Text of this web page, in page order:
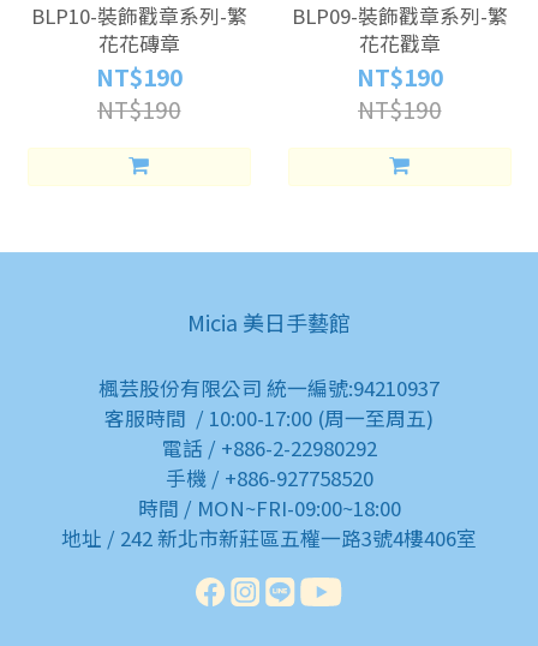
BLP10-裝飾戳章系列-繁
花花磚章
NT$190
NT$190
BLP09-裝飾戳章系列-繁
花花戳章
NT$190
NT$190
Micia 美日手藝館
楓芸股份有限公司 統一編號:94210937
客服時間 / 10:00-17:00 (周一至周五)
電話 / +886-2-22980292
手機 / +886-927758520
時間 / MON~FRI-09:00~18:00
地址 / 242 新北市新莊區五權一路3號4樓406室